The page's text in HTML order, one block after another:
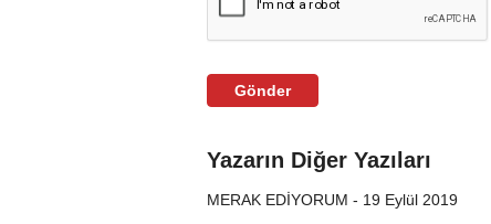
Gönder
Yazarın Diğer Yazıları
MERAK EDİYORUM - 19 Eylül 2019